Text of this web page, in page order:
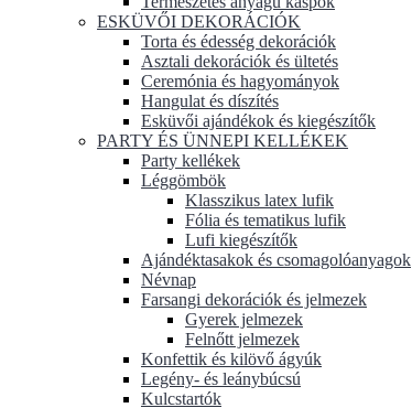
ESKÜVŐI DEKORÁCIÓK
Torta és édesség dekorációk
Asztali dekorációk és ültetés
Ceremónia és hagyományok
Hangulat és díszítés
Esküvői ajándékok és kiegészítők
PARTY ÉS ÜNNEPI KELLÉKEK
Party kellékek
Léggömbök
Klasszikus latex lufik
Fólia és tematikus lufik
Lufi kiegészítők
Ajándéktasakok és csomagolóanyagok
Névnap
Farsangi dekorációk és jelmezek
Gyerek jelmezek
Felnőtt jelmezek
Konfettik és kilövő ágyúk
Legény- és leánybúcsú
Kulcstartók